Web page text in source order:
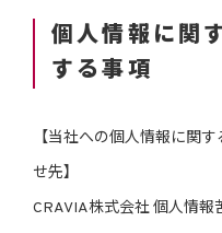
個人情報に関
する事項
【当社への個人情報に関
せ先】
CRAVIA株式会社 個人情報